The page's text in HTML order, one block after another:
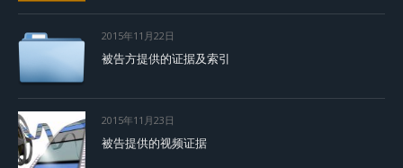
2015年11月22日
被告方提供的证据及索引
2015年11月23日
被告提供的视频证据